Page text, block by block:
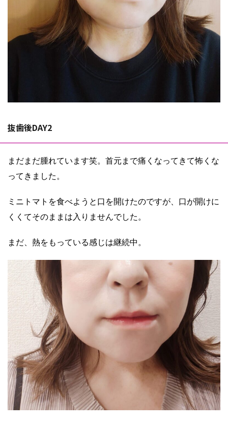
抜歯後DAY2
まだまだ腫れています笑。首元まで痛くなってきて怖くな
ってきました。
ミニトマトを食べようと口を開けたのですが、口が開けに
くくてそのままは入りませんでした。
まだ、熱をもっている感じは継続中。